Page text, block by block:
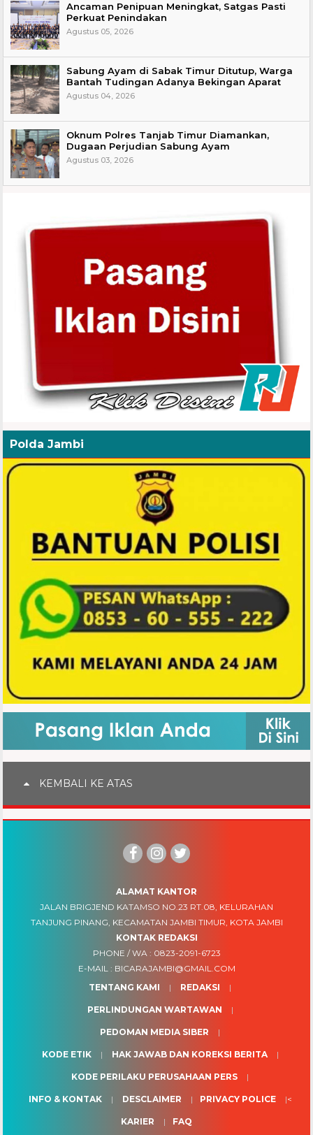
Ancaman Penipuan Meningkat, Satgas Pasti
Perkuat Penindakan
Agustus 05, 2026
Sabung Ayam di Sabak Timur Ditutup, Warga
Bantah Tudingan Adanya Bekingan Aparat
Agustus 04, 2026
Oknum Polres Tanjab Timur Diamankan,
Dugaan Perjudian Sabung Ayam
Agustus 03, 2026
Polda Jambi
KEMBALI KE ATAS
ALAMAT KANTOR
JALAN BRIGJEND KATAMSO NO.23 RT.08, KELURAHAN
TANJUNG PINANG, KECAMATAN JAMBI TIMUR, KOTA JAMBI
KONTAK REDAKSI
PHONE / WA : 0823-2091-6723
E-MAIL : BICARAJAMBI@GMAIL.COM
TENTANG KAMI
REDAKSI
PERLINDUNGAN WARTAWAN
PEDOMAN MEDIA SIBER
KODE ETIK HAK JAWAB DAN KOREKSI BERITA
KODE PERILAKU PERUSAHAAN PERS
INFO & KONTAK DESCLAIMER PRIVACY POLICE <
KARIER FAQ